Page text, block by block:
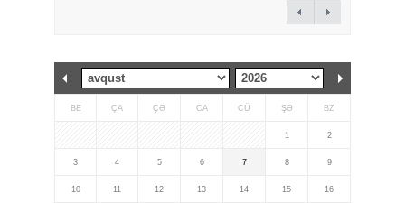
BE ÇA ÇƏ CA CÜ ŞƏ BZ
1 2
3 4 5 6 7 8 9
10 11 12 13 14 15 16